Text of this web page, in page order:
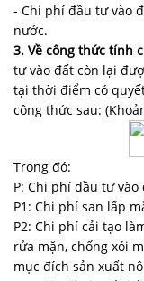
- Chi phí đầu tư vào
nước.
3. Về công thức tính
tư vào đất còn lại
tại thời điểm có
công thức sau:
Trong đó:
P: Chi phí đầu tư vào
P1: Chi phí san lấp
P2: Chi phí cải tạo
rửa mặn, chống xói
mục đích sản xuất